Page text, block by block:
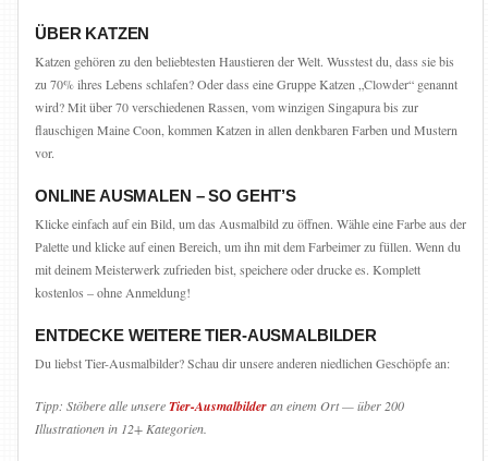
ÜBER KATZEN
Katzen gehören zu den beliebtesten Haustieren der Welt. Wusstest du, dass sie bis
zu 70% ihres Lebens schlafen? Oder dass eine Gruppe Katzen „Clowder“ genannt
wird? Mit über 70 verschiedenen Rassen, vom winzigen Singapura bis zur
flauschigen Maine Coon, kommen Katzen in allen denkbaren Farben und Mustern
vor.
ONLINE AUSMALEN – SO GEHT’S
Klicke einfach auf ein Bild, um das Ausmalbild zu öffnen. Wähle eine Farbe aus der
Palette und klicke auf einen Bereich, um ihn mit dem Farbeimer zu füllen. Wenn du
mit deinem Meisterwerk zufrieden bist, speichere oder drucke es. Komplett
kostenlos – ohne Anmeldung!
ENTDECKE WEITERE TIER-AUSMALBILDER
Du liebst Tier-Ausmalbilder? Schau dir unsere anderen niedlichen Geschöpfe an:
Tipp: Stöbere alle unsereTier-Ausmalbilderan einem Ort — über 200
Illustrationen in 12+ Kategorien.